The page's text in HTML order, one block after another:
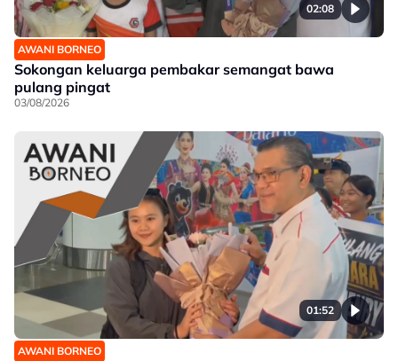
02:08
AWANI BORNEO
Sokongan keluarga pembakar semangat bawa
pulang pingat
03/08/2026
01:52
AWANI BORNEO